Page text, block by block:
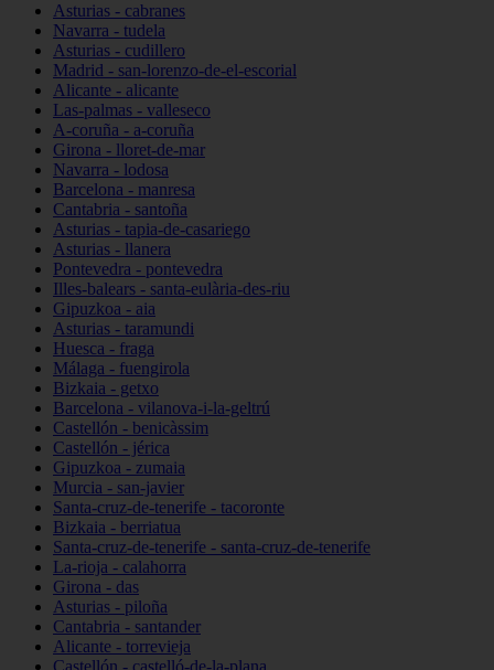
Asturias - cabranes
Navarra - tudela
Asturias - cudillero
Madrid - san-lorenzo-de-el-escorial
Alicante - alicante
Las-palmas - valleseco
A-coruña - a-coruña
Girona - lloret-de-mar
Navarra - lodosa
Barcelona - manresa
Cantabria - santoña
Asturias - tapia-de-casariego
Asturias - llanera
Pontevedra - pontevedra
Illes-balears - santa-eulària-des-riu
Gipuzkoa - aia
Asturias - taramundi
Huesca - fraga
Málaga - fuengirola
Bizkaia - getxo
Barcelona - vilanova-i-la-geltrú
Castellón - benicàssim
Castellón - jérica
Gipuzkoa - zumaia
Murcia - san-javier
Santa-cruz-de-tenerife - tacoronte
Bizkaia - berriatua
Santa-cruz-de-tenerife - santa-cruz-de-tenerife
La-rioja - calahorra
Girona - das
Asturias - piloña
Cantabria - santander
Alicante - torrevieja
Castellón - castelló-de-la-plana